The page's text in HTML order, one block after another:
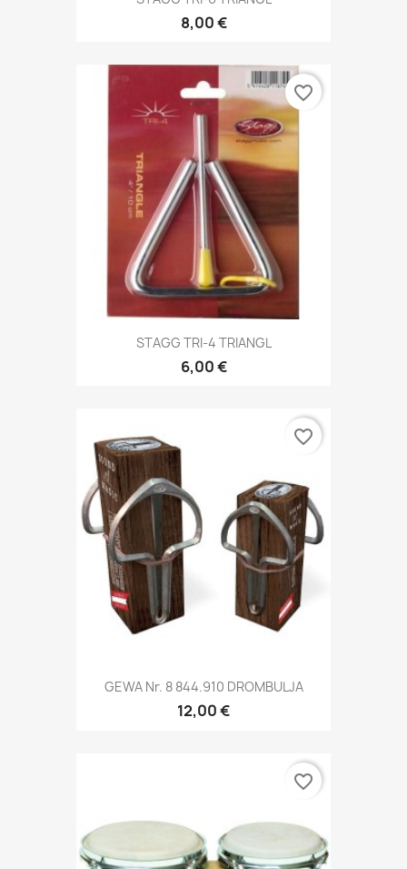
8,00 €
STAGG TRI-4 TRIANGL
6,00 €
favorite_border
GEWA Nr. 8 844.910 DROMBULJA
12,00 €
favorite_border
favorite_border